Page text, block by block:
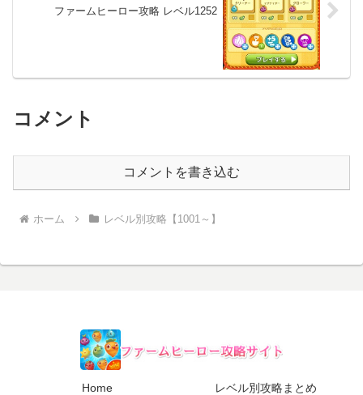
ファームヒーロー攻略 レベル1252
コメント
コメントを書き込む
ホーム レベル別攻略【1001～】
Home レベル別攻略まとめ